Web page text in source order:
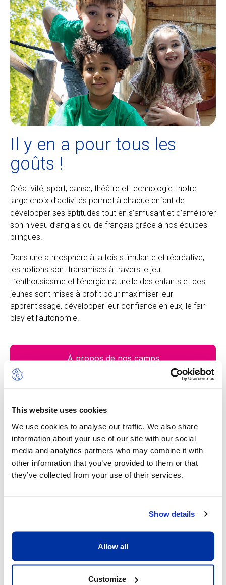
This website uses cookies
We use cookies to analyse our traffic. We also share
information about your use of our site with our social
media and analytics partners who may combine it with
other information that you’ve provided to them or that
they’ve collected from your use of their services.
Show details
Allow all
Customize
Il y en a pour tous les
goûts !
Créativité, sport, danse, théâtre et technologie : notre
large choix d’activités permet à chaque enfant de
développer ses aptitudes tout en s’amusant et d’améliorer
son niveau d’anglais ou de français grâce à nos équipes
bilingues.
Dans une atmosphère à la fois stimulante et récréative,
les notions sont transmises à travers le jeu.
L’enthousiasme et l’énergie naturelle des enfants et des
jeunes sont mises à profit pour maximiser leur
apprentissage, développer leur confiance en eux, le fair-
play et l’autonomie.
À propos de nos camps
Notre valeur ajoutée
Un excellent ratio d’un adulte pour
Ce qui nous importe, c'est que chaque
enfant reçoive toute l'attention qu'il ou elle